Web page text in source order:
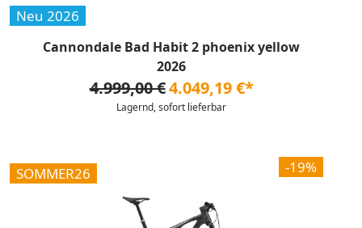
Neu 2026
Cannondale Bad Habit 2 phoenix yellow
2026
4.999,00 €4.049,19 €*
Lagernd, sofort lieferbar
-19%
SOMMER26